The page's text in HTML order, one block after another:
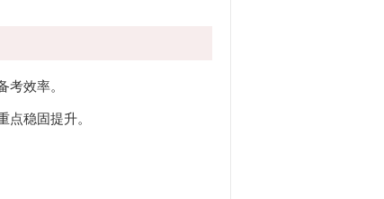
考效率。
稳固提升。